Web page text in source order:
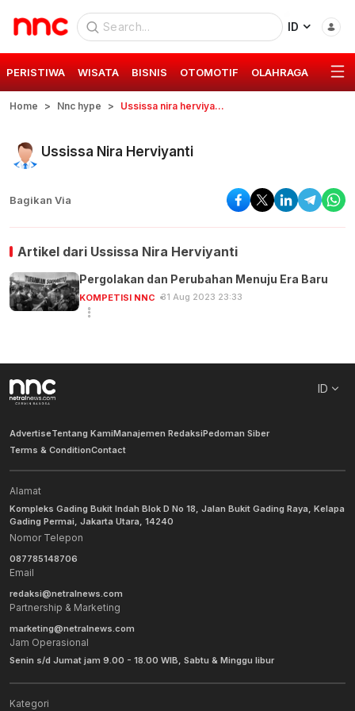
ID
PERISTIWA WISATA BISNIS OTOMOTIF OLAHRAGA GAYA
Home Nnc hype Ussissa nira herviyanti
Ussissa Nira Herviyanti
Bagikan Via
Artikel dari Ussissa Nira Herviyanti
Pergolakan dan Perubahan Menuju Era Baru
KOMPETISI NNC 31 Aug 2023 23:33
ID
AdvertiseTentang KamiManajemen RedaksiPedoman Siber
Terms & ConditionContact
Alamat
Kompleks Gading Bukit Indah Blok D No 18, Jalan Bukit Gading Raya, Kelapa
Gading Permai, Jakarta Utara, 14240
Nomor Telepon
087785148706
Email
redaksi@netralnews.com
Partnership & Marketing
marketing@netralnews.com
Jam Operasional
Senin s/d Jumat jam 9.00 - 18.00 WIB, Sabtu & Minggu libur
Kategori